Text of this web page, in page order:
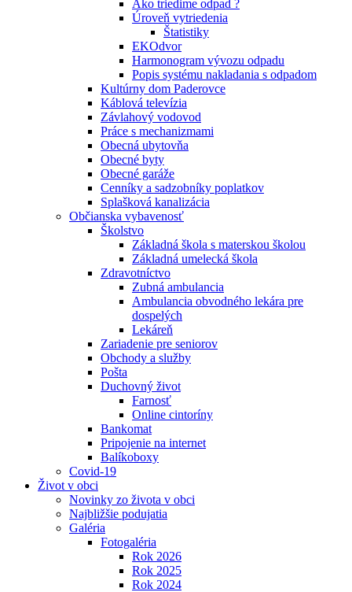
Ako triedime odpad ?
Úroveň vytriedenia
Štatistiky
EKOdvor
Harmonogram vývozu odpadu
Popis systému nakladania s odpadom
Kultúrny dom Paderovce
Káblová televízia
Závlahový vodovod
Práce s mechanizmami
Obecná ubytovňa
Obecné byty
Obecné garáže
Cenníky a sadzobníky poplatkov
Splašková kanalizácia
Občianska vybavenosť
Školstvo
Základná škola s materskou školou
Základná umelecká škola
Zdravotníctvo
Zubná ambulancia
Ambulancia obvodného lekára pre
dospelých
Lekáreň
Zariadenie pre seniorov
Obchody a služby
Pošta
Duchovný život
Farnosť
Online cintoríny
Bankomat
Pripojenie na internet
Balíkoboxy
Covid-19
Život v obci
Novinky zo života v obci
Najbližšie podujatia
Galéria
Fotogaléria
Rok 2026
Rok 2025
Rok 2024